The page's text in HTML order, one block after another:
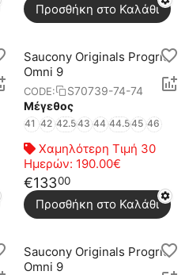
Προσθήκη στο Καλάθι
Saucony Originals Progrid
Omni 9
CODE:
S70739-74-74
Μέγεθος
41 42 42.543 44 44.545 46
Χαμηλότερη Τιμή 30
Ημερών: 190.00€
€13300
Προσθήκη στο Καλάθι
Saucony Originals Progrid
Omni 9